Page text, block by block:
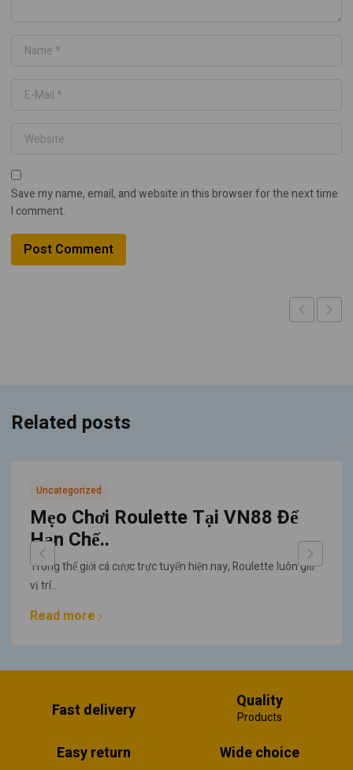
Save my name, email, and website in this browser for the next time
I comment.
Related posts
Uncategorized
Mẹo Chơi Roulette Tại VN88 Để
Hạn Chế..
Trong thế giới cá cược trực tuyến hiện nay, Roulette luôn giữ
vị trí..
Read more
Fast delivery Quality
Products
Easy return Wide choice